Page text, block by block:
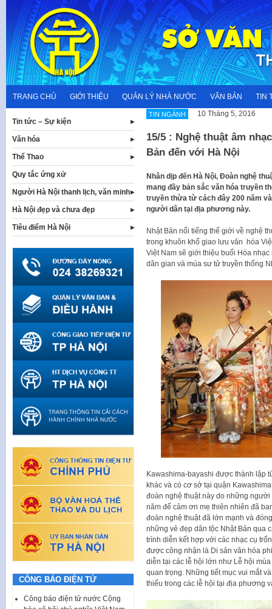
content
TRANG CHỦ GIỚI THIỆU QUẢN LÝ NHÀ NƯỚC VĂN BẢN TIN
TIN NGÀNH 10 Tháng 5, 2016
15/5 : Nghệ thuật âm
Bản đến với Hà Nội
Nhân dịp đến Hà Nội, Đoàn nghệ
mang đầy bản sắc văn hóa truyền
truyền thừa từ cách đây 200 năm
người dân tại địa phương này.
Nhật Bản nổi tiếng thế giới về nghệ
trong khuôn khổ giao lưu văn hóa
Việt Nam sẽ giới thiệu buổi Hòa
dân gian và múa sư tử truyền thống
Kawashima-bayashi được thành lập
khác và có cơ sở tại quận
đoàn nghệ thuật này do những
năm để cảm ơn mẹ thiên nhiên đã
đoàn nghệ thuật đã lớn mạnh và
những vẻ đẹp dân tộc Nhật Bản qua
trình diễn kết hợp với các nhạc cụ
được công nhận là Di sản văn hóa
diễn tại các lễ hội lớn như Lễ hội
quan trọng. Những tiết mục vui mắt
thiếu trong các lễ hội tại địa phương
Tin tức – Sự kiện
Văn hóa
Thể Thao
Quy tắc ứng xử
Người Hà Nội thanh lịch, văn minh
Hà Nội đẹp và chưa đẹp
Tiêu điểm Hà Nội
CÔNG BÁO ĐIỆN TỬ
Công báo điện tử nước Cộng